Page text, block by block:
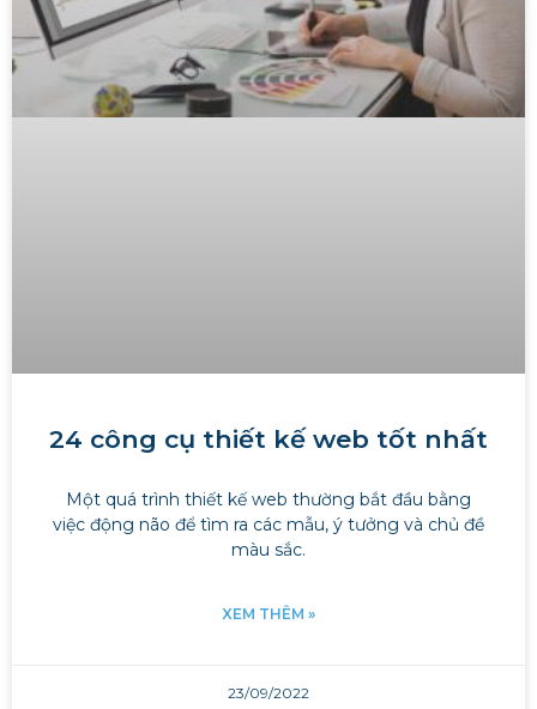
24 công cụ thiết kế web tốt nhất
Một quá trình thiết kế web thường bắt đầu bằng
việc động não để tìm ra các mẫu, ý tưởng và chủ đề
màu sắc.
XEM THÊM »
23/09/2022